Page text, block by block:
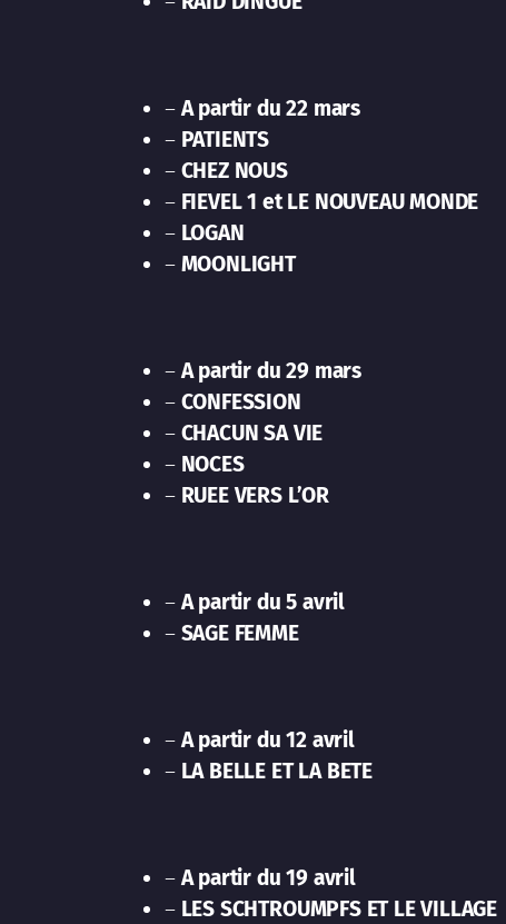
– A partir du 22 mars
– PATIENTS
– CHEZ NOUS
– FIEVEL 1 et LE NOUVEAU MONDE
– LOGAN
– MOONLIGHT
– A partir du 29 mars
– CONFESSION
– CHACUN SA VIE
– NOCES
– RUEE VERS L’OR
– A partir du 5 avril
– SAGE FEMME
– A partir du 12 avril
– LA BELLE ET LA BETE
– A partir du 19 avril
– LES SCHTROUMPFS ET LE VILLAGE